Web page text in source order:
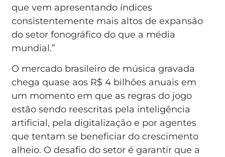
que vem apresentando índices
consistentemente mais altos de expansão
do setor fonográfico do que a média
mundial.”
O mercado brasileiro de música gravada
chega quase aos R$ 4 bilhões anuais em
um momento em que as regras do jogo
estão sendo reescritas pela inteligência
artificial, pela digitalização e por agentes
que tentam se beneficiar do crescimento
alheio. O desafio do setor é garantir que a